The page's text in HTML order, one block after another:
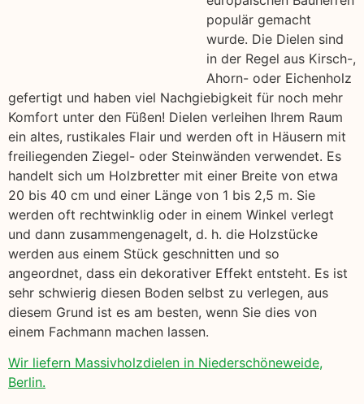
populär gemacht
wurde. Die Dielen sind
in der Regel aus Kirsch-,
Ahorn- oder Eichenholz
gefertigt und haben viel Nachgiebigkeit für noch mehr
Komfort unter den Füßen! Dielen verleihen Ihrem Raum
ein altes, rustikales Flair und werden oft in Häusern mit
freiliegenden Ziegel- oder Steinwänden verwendet. Es
handelt sich um Holzbretter mit einer Breite von etwa
20 bis 40 cm und einer Länge von 1 bis 2,5 m. Sie
werden oft rechtwinklig oder in einem Winkel verlegt
und dann zusammengenagelt, d. h. die Holzstücke
werden aus einem Stück geschnitten und so
angeordnet, dass ein dekorativer Effekt entsteht. Es ist
sehr schwierig diesen Boden selbst zu verlegen, aus
diesem Grund ist es am besten, wenn Sie dies von
einem Fachmann machen lassen.
Wir liefern Massivholzdielen in Niederschöneweide,
Berlin.